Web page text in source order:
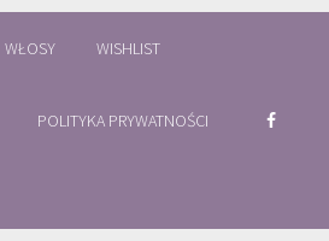
WŁOSY WISHLIST
POLITYKA PRYWATNOŚCI